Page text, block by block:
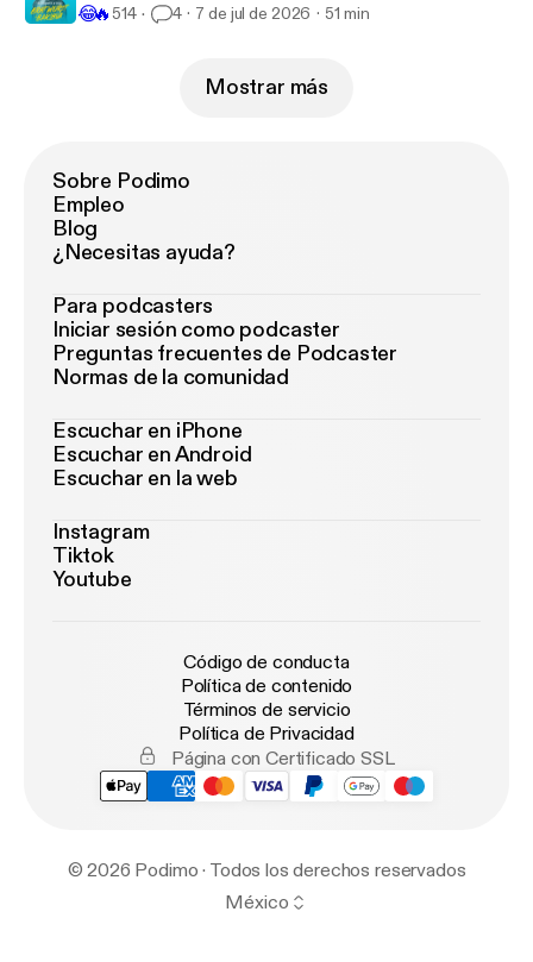
😂🔥 514 4 7 de jul de 2026 51 min
Mostrar más
Sobre Podimo
Empleo
Blog
¿Necesitas ayuda?
Para podcasters
Iniciar sesión como podcaster
Preguntas frecuentes de Podcaster
Normas de la comunidad
Escuchar en iPhone
Escuchar en Android
Escuchar en la web
Instagram
Tiktok
Youtube
Código de conducta
Política de contenido
Términos de servicio
Política de Privacidad
Página con Certificado SSL
© 2026 Podimo · Todos los derechos reservados
México